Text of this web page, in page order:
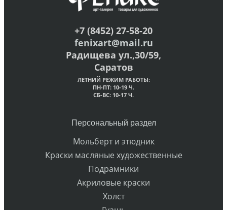
+7 (8452) 27-58-20
fenixart@mail.ru
Радищева ул.,30/59,
Саратов
ЛЕТНИЙ РЕЖИМ РАБОТЫ:
ПН-ПТ: 10-19 Ч.
СБ-ВС: 10-17 Ч.
Персональный раздел
Мольберт и этюдник
Краски масляные художественные
Подрамники
Акриловые краски
Холст